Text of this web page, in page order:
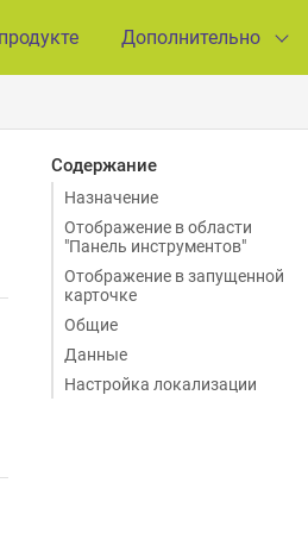
Дополнительно
Содержание
Назначение
Отображение в области
"Панель инструментов"
Отображение в запущенной
карточке
Общие
Данные
Настройка локализации